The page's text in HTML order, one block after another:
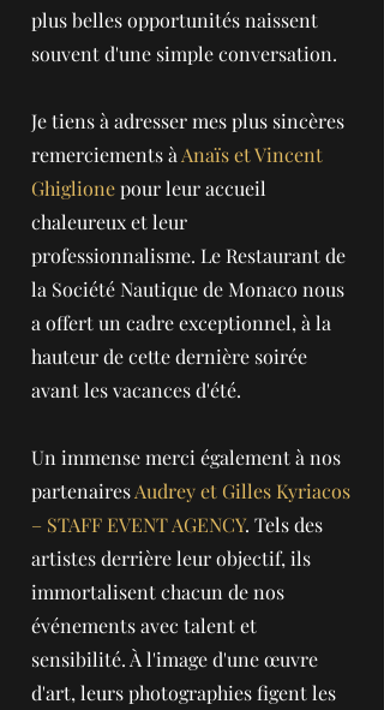
plus belles opportunités naissent
souvent d'une simple conversation.
Je tiens à adresser mes plus sincères
remerciements à Anaïs et Vincent
Ghiglionepour leur accueil
chaleureux et leur
professionnalisme. Le Restaurant de
la Société Nautique de Monaco nous
a offert un cadre exceptionnel, à la
hauteur de cette dernière soirée
avant les vacances d'été.
Un immense merci également à nos
partenairesAudrey et Gilles Kyriacos
– STAFF EVENT AGENCY. Tels des
artistes derrière leur objectif, ils
immortalisent chacun de nos
événements avec talent et
sensibilité. À l'image d'une œuvre
d'art, leurs photographies figent les